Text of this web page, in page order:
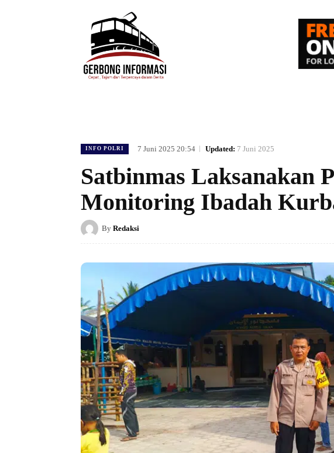
INFO POLRI 7 Juni 2025 20:54 Updated: 7 Juni 2025
Satbinmas Laksanakan
Monitoring Ibadah
By Redaksi